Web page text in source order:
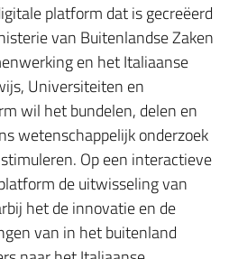
platform dat is gecreëerd
van Buitenlandse Zaken
en het Italiaanse
Universiteiten en
wil het bundelen, delen en
wetenschappelijk onderzoek
Op een interactieve
de uitwisseling van
het de innovatie en de
van in het buitenland